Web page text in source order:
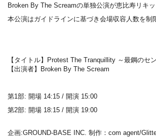
Broken By The Screamの単独公演が恵比寿リキ
本公演はガイドラインに基づき会場収容人数を
【タイトル】Protest The Tranquillity ～最鋼のセ
【出演者】Broken By The Scream
第1部: 開場 14:15 / 開演 15:00
第2部: 開場 18:15 / 開演 19:00
企画:GROUND-BASE INC. 制作：com agent/